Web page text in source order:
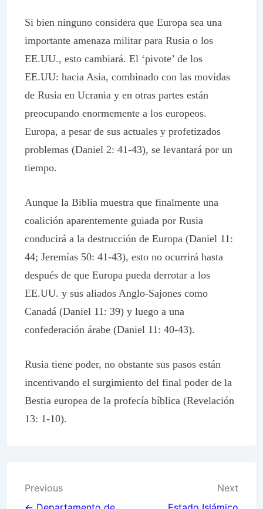
Si bien ninguno considera que Europa sea una
importante amenaza militar para Rusia o los
EE.UU., esto cambiará. El ‘pivote’ de los
EE.UU: hacia Asia, combinado con las movidas
de Rusia en Ucrania y en otras partes están
preocupando enormemente a los europeos.
Europa, a pesar de sus actuales y profetizados
problemas (Daniel 2: 41-43), se levantará por un
tiempo.
Aunque la Biblia muestra que finalmente una
coalición aparentemente guiada por Rusia
conducirá a la destrucción de Europa (Daniel 11:
44; Jeremías 50: 41-43), esto no ocurrirá hasta
después de que Europa pueda derrotar a los
EE.UU. y sus aliados Anglo-Sajones como
Canadá (Daniel 11: 39) y luego a una
confederación árabe (Daniel 11: 40-43).
Rusia tiene poder, no obstante sus pasos están
incentivando el surgimiento del final poder de la
Bestia europea de la profecía bíblica (Revelación
13: 1-10).
Post
Previous
Next